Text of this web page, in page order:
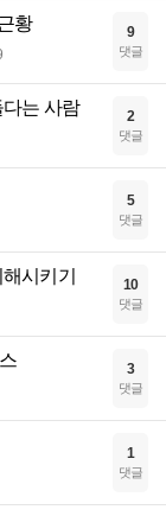
황 9
댓글
는 사람 2
댓글
5
댓글
시키기 10
댓글
3
댓글
1
댓글